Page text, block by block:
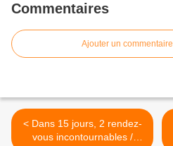
Commentaires
Ajouter un commentaire
< Dans 15 jours, 2 rendez-
vous incontournables /